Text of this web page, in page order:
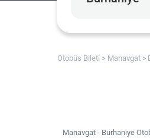
Otobüs Bileti Manavgat
Manavgat - Burhaniye